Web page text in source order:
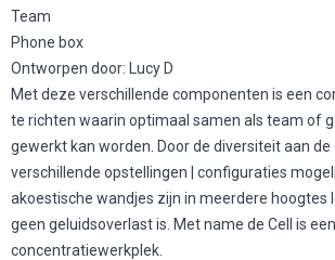
Team
Phone box
Ontworpen door: Lucy D
Met deze verschillende componenten is een
te richten waarin optimaal samen als team of
gewerkt kan worden. Door de diversiteit aan
verschillende opstellingen | configuraties
akoestische wandjes zijn in meerdere hoogtes
geen geluidsoverlast is. Met name de Cell is
concentratiewerkplek.